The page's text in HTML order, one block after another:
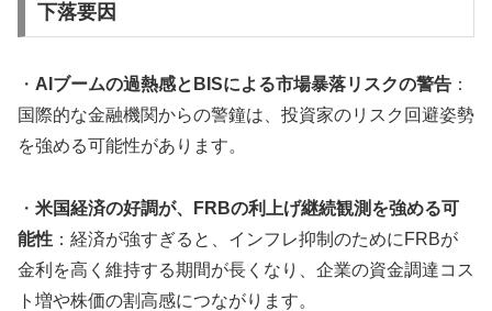
下落要因
・ AIブームの過熱感とBISによる市場暴落リスクの警告 ：
国際的な金融機関からの警鐘は、投資家のリスク回避姿勢
を強める可能性があります。
・ 米国経済の好調が、FRBの利上げ継続観測を強める可
能性 ：経済が強すぎると、インフレ抑制のためにFRBが
金利を高く維持する期間が長くなり、企業の資金調達コス
ト増や株価の割高感につながります。